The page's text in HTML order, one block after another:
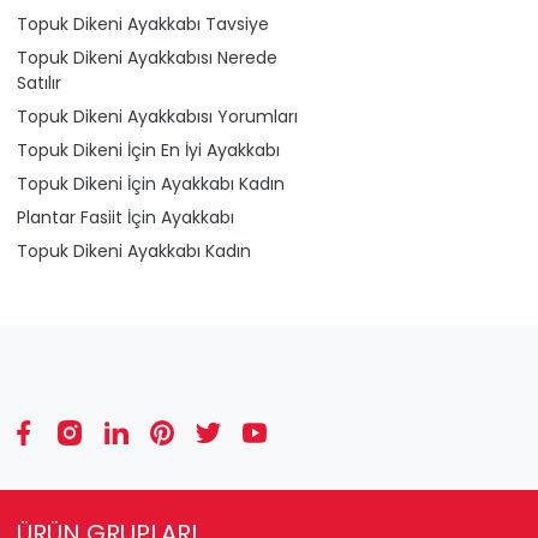
Topuk Dikeni Ayakkabı Tavsiye
Topuk Dikeni Ayakkabısı Nerede
Satılır
Topuk Dikeni Ayakkabısı Yorumları
Topuk Dikeni İçin En İyi Ayakkabı
Topuk Dikeni İçin Ayakkabı Kadın
Plantar Fasiit İçin Ayakkabı
Topuk Dikeni Ayakkabı Kadın